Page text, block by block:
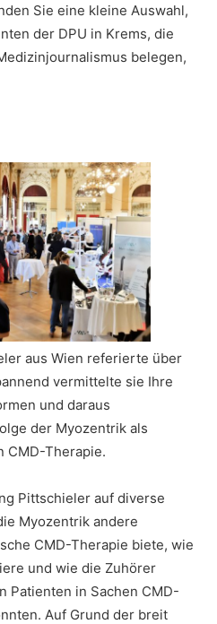
Sie eine kleine Auswahl,
der DPU in Krems, die
belegen,
aus Wien referierte über
vermittelte sie Ihre
und daraus
der Myozentrik als
CMD-Therapie.
Pittschieler auf diverse
Myozentrik andere
CMD-Therapie biete, wie
und wie die Zuhörer
Patienten in Sachen CMD-
Auf Grund der breit